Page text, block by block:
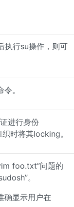
执行su操作，则可
。
进行身份
时将其locking。
foo.txt”问题的
。
确显示用户在